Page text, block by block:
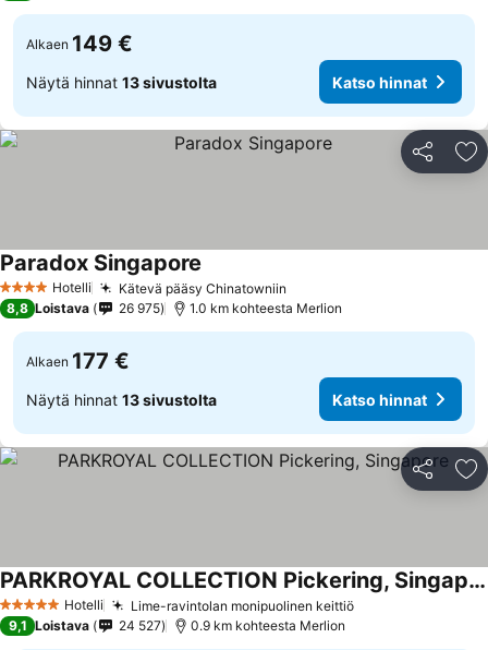
Alkaen 149 €
Näytä hinnat 13 sivustolta Katso hinnat
Jaa
4 Tähtiluokitus
Hotelli Kätevä pääsy Chinatowniin
Paradox Singapore
8,8 Loistava 26 975 1.0 km kohteesta Merlion
Alkaen 177 €
Näytä hinnat 13 sivustolta Katso hinnat
Jaa
5 Tähtiluokitus
Hotelli Lime-ravintolan monipuolinen keittiöKatso hinnat
PARKROYAL COLLECTION Pickering, Singapore
Katso hinnat
9,1 Loistava 24 527 0.9 km kohteesta Merlion